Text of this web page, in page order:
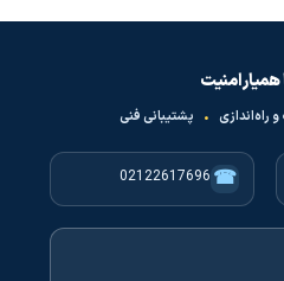
همیار امنیت
راه‌اندازی • پشتیبانی فنی
☎
02122617696